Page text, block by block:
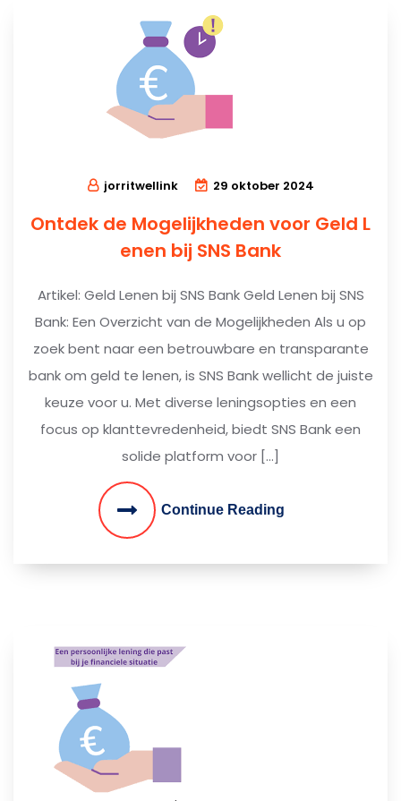
jorritwellink 29 oktober 2024
Ontdek de Mogelijkheden voor Geld L
enen bij SNS Bank
Artikel: Geld Lenen bij SNS Bank Geld Lenen bij SNS
Bank: Een Overzicht van de Mogelijkheden Als u op
zoek bent naar een betrouwbare en transparante
bank om geld te lenen, is SNS Bank wellicht de juiste
keuze voor u. Met diverse leningsopties en een
focus op klanttevredenheid, biedt SNS Bank een
solide platform voor […]
Continue Reading